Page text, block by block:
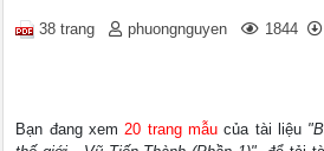
38 trang phuongnguyen 1844
Bạn đang xem20 trang mẫucủa tài liệu